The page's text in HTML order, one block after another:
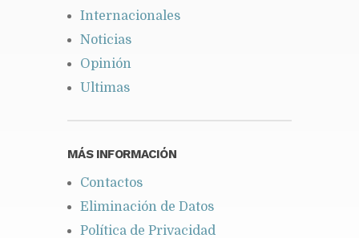
Internacionales
Noticias
Opinión
Ultimas
MÁS INFORMACIÓN
Contactos
Eliminación de Datos
Política de Privacidad